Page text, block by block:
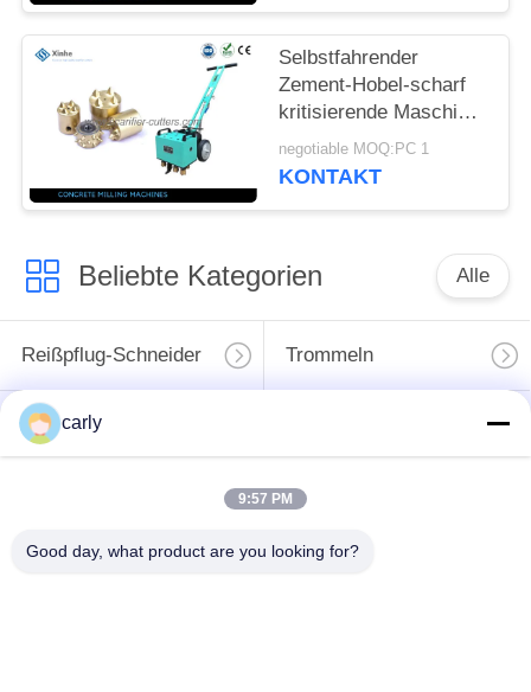
Selbstfahrender
Zement-Hobel-scharf
kritisierende Maschine
für thermoplastische
Oberflächenbehandlung
negotiable MOQ:PC 1
KONTAKT
Beliebte Kategorien Alle
Reißpflug-Schneider Trommeln
Skalifizierer
Schächte und
Schneidmaschinen
Von-Arx-Karbid-Tipp-
Zubehör für Beton-
carly
9:57 PM
Good day, what product are you looking for?